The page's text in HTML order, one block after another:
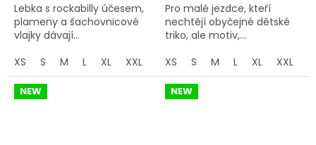
Lebka s rockabilly účesem,
plameny a šachovnicové
vlajky dávají...
XS
S M L XL XXL
Pro malé jezdce, kteří
nechtějí obyčejné dětské
triko, ale motiv,...
XS
S M L XL XXL
NEW NEW